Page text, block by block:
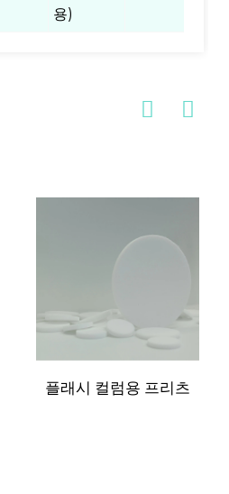
용)
플래시 컬럼용 프리츠